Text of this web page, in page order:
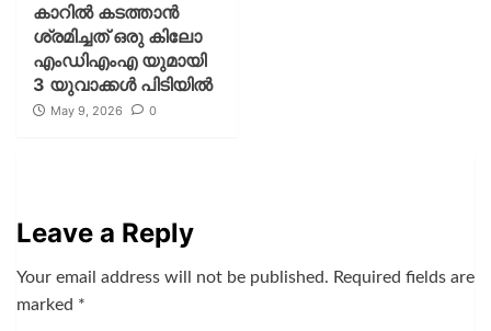
കാറിൽ കടത്താൻ
ശ്രമിച്ചത് ഒരു കിലോ
എംഡിഎംഎ യുമായി
3 യുവാക്കൾ പിടിയിൽ
May 9, 2026 0
Leave a Reply
Your email address will not be published. Required fields are
marked *